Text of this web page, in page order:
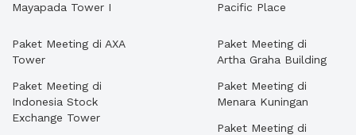
Mayapada Tower I
Pacific Place
Paket Meeting di AXA
Tower
Paket Meeting di
Indonesia Stock
Exchange Tower
Paket Meeting di
Artha Graha Building
Paket Meeting di
Menara Kuningan
Paket Meeting di